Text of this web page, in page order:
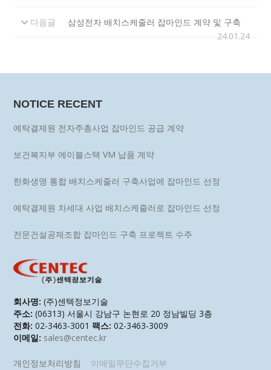
다음글
삼성전자 배치스케줄러 잡마인드 계약 및 구축
24.01.24
회사명: (주)센텍정보기술
주소: (06313) 서울시 강남구 논현로 20 정남빌딩 3층
전화: 02-3463-3001 팩스: 02-3463-3009
이메일: sales@centec.kr
개인정보처리방침 이메일무단수집거부
NOTICE RECENT
예탁결제원 전자주총사업 잡마인드 공급 계약
보건복지부 에이블스택 VM 납품 계약
한화생명 통합 배치스케줄러 구축사업에 잡마인드 선정
예탁결제원 차세대 사업 배치스케줄러로 잡마인드 선정
전문건설공제조합 잡마인드 구축 프로젝트 수주